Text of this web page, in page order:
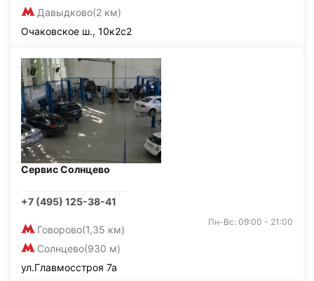
Давыдково(2 км)
Очаковское ш., 10к2с2
Сервис Солнцево
+7 (495) 125-38-41
Говорово(1,35 км)
Солнцево(930 м)
Пн-Вс: 09:00 - 21:00
ул.Главмосстроя 7а